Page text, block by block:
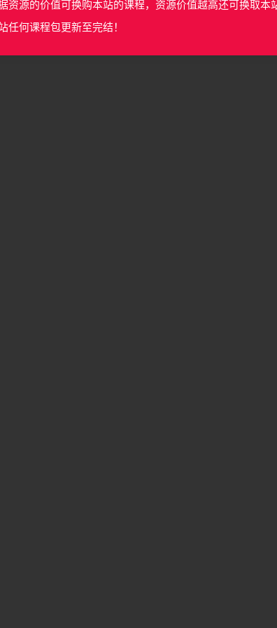
资源的价值可换购本站的课程，资源价值越高还可换取本
任何课程包更新至完结！